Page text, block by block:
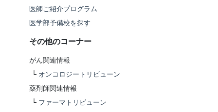
医師ご紹介プログラム
医学部予備校を探す
その他のコーナー
がん関連情報
└ オンコロジートリビューン
薬剤師関連情報
└ ファーマトリビューン